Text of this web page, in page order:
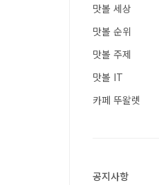
맛볼 세상
맛볼 순위
맛볼 주제
맛볼 IT
카페 뚜왈렛
공지사항